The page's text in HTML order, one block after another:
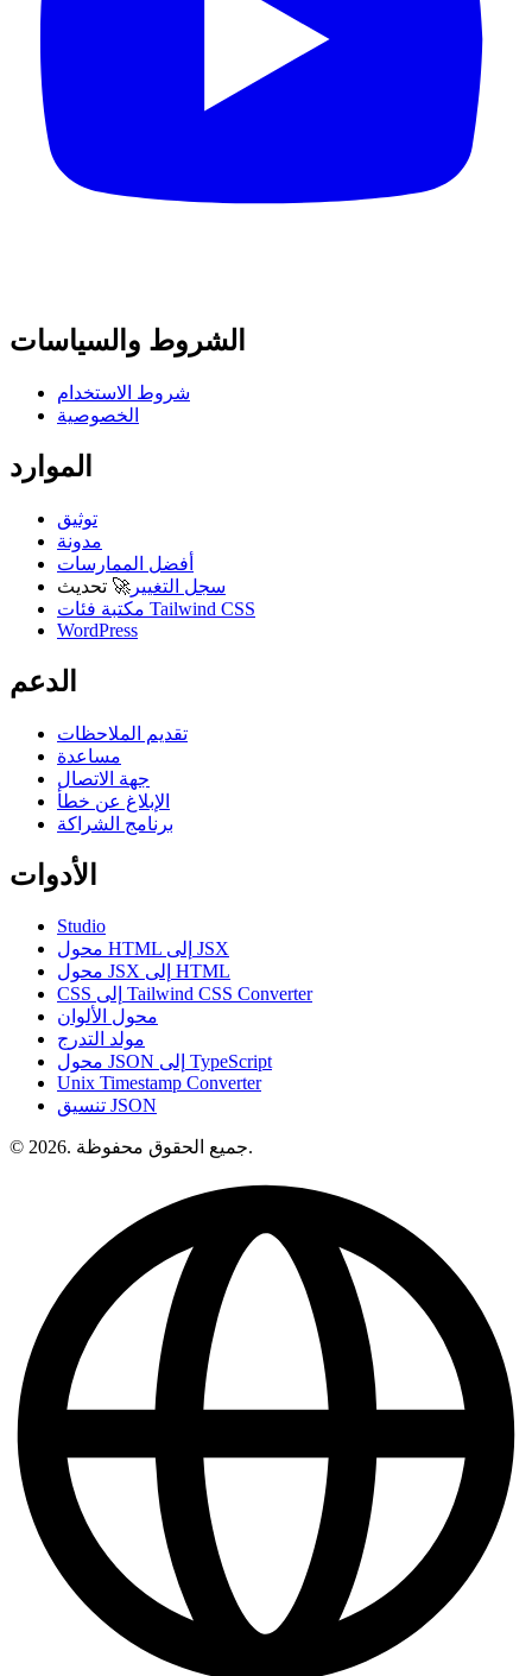
الشروط والسياسات
شروط الاستخدام
الخصوصية
الموارد
توثيق
مدونة
أفضل الممارسات
سجل التغيير 🚀 تحديث
مكتبة فئات Tailwind CSS
WordPress
الدعم
تقديم الملاحظات
مساعدة
جهة الاتصال
الإبلاغ عن خطأ
برنامج الشراكة
الأدوات
Studio
محول HTML إلى JSX
محول JSX إلى HTML
CSS إلى Tailwind CSS Converter
محول الألوان
مولد التدرج
محول JSON إلى TypeScript
Unix Timestamp Converter
تنسيق JSON
© 2026. جميع الحقوق محفوظة.